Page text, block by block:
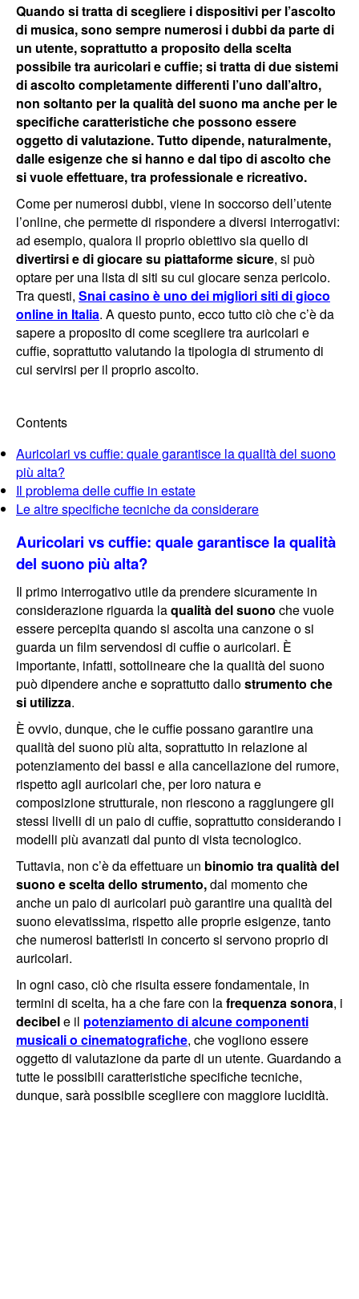
Quando si tratta di scegliere i dispositivi per l’ascolto
di musica, sono sempre numerosi i dubbi da parte di
un utente, soprattutto a proposito della scelta
possibile tra auricolari e cuffie; si tratta di due sistemi
di ascolto completamente differenti l’uno dall’altro,
non soltanto per la qualità del suono ma anche per le
specifiche caratteristiche che possono essere
oggetto di valutazione. Tutto dipende, naturalmente,
dalle esigenze che si hanno e dal tipo di ascolto che
si vuole effettuare, tra professionale e ricreativo.
Come per numerosi dubbi, viene in soccorso dell’utente
l’online, che permette di rispondere a diversi interrogativi:
ad esempio, qualora il proprio obiettivo sia quello di
divertirsi e di giocare su piattaforme sicure, si può
optare per una lista di siti su cui giocare senza pericolo.
Tra questi, Snai casino è uno dei migliori siti di gioco
online in Italia. A questo punto, ecco tutto ciò che c’è da
sapere a proposito di come scegliere tra auricolari e
cuffie, soprattutto valutando la tipologia di strumento di
cui servirsi per il proprio ascolto.
Contents
Auricolari vs cuffie: quale garantisce la qualità del suono
più alta?
Il problema delle cuffie in estate
Le altre specifiche tecniche da considerare
Auricolari vs cuffie: quale garantisce la qualità
del suono più alta?
Il primo interrogativo utile da prendere sicuramente in
considerazione riguarda laqualità del suono che vuole
essere percepita quando si ascolta una canzone o si
guarda un film servendosi di cuffie o auricolari. È
importante, infatti, sottolineare che la qualità del suono
può dipendere anche e soprattutto dallostrumento che
si utilizza.
È ovvio, dunque, che le cuffie possano garantire una
qualità del suono più alta, soprattutto in relazione al
potenziamento dei bassi e alla cancellazione del rumore,
rispetto agli auricolari che, per loro natura e
composizione strutturale, non riescono a raggiungere gli
stessi livelli di un paio di cuffie, soprattutto considerando i
modelli più avanzati dal punto di vista tecnologico.
Tuttavia, non c’è da effettuare un binomio tra qualità del
suono e scelta dello strumento,dal momento che
anche un paio di auricolari può garantire una qualità del
suono elevatissima, rispetto alle proprie esigenze, tanto
che numerosi batteristi in concerto si servono proprio di
auricolari.
In ogni caso, ciò che risulta essere fondamentale, in
termini di scelta, ha a che fare con lafrequenza sonora, i
decibele il potenziamento di alcune componenti
musicalio cinematografiche, che vogliono essere
oggetto di valutazione da parte di un utente. Guardando a
tutte le possibili caratteristiche specifiche tecniche,
dunque, sarà possibile scegliere con maggiore lucidità.